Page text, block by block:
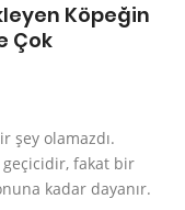
Köpeğin
Çok
şey olamazdı.
geçicidir, fakat bir
kadar dayanır.